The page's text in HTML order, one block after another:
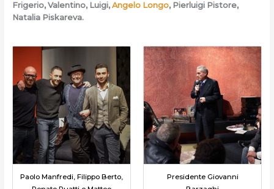
Frigerio, Valentino, Luigi, Angelo Longo, Pierluigi Pistore,
Natalia Piskareva.
Paolo Manfredi, Filippo Berto,
Presidente Giovanni